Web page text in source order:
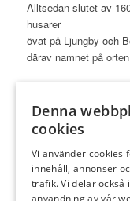
Alltsedan slutet av
husarer
övat på Ljungby och
därav namnet på
LÄNKAR
Golf.se
Denna
cookies
Vi använder cookies
innehåll, annonser
trafik. Vi delar
användning av vår